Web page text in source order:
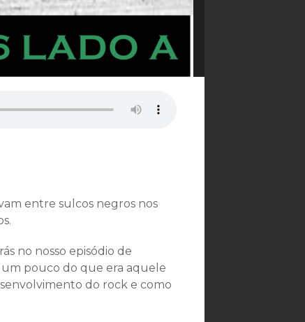
entre sulcos negros nos
no nosso episódio de
um pouco do que era aquele
do rock e como